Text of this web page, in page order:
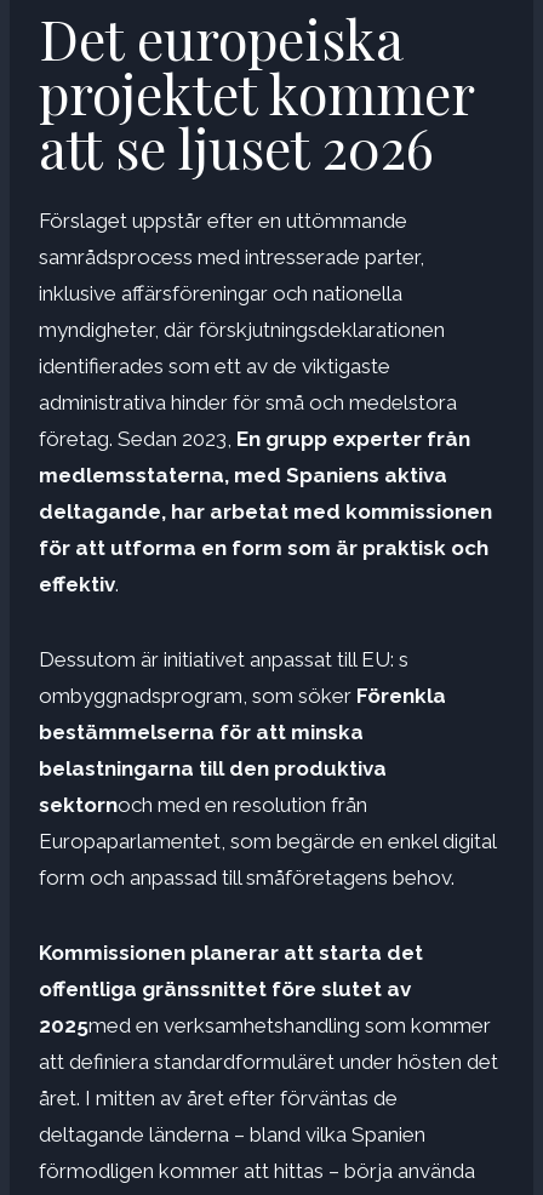
Det europeiska
projektet kommer
att se ljuset 2026
Förslaget uppstår efter en uttömmande
samrådsprocess med intresserade parter,
inklusive affärsföreningar och nationella
myndigheter, där förskjutningsdeklarationen
identifierades som ett av de viktigaste
administrativa hinder för små och medelstora
företag. Sedan 2023, En grupp experter från
medlemsstaterna, med Spaniens aktiva
deltagande, har arbetat med kommissionen
för att utforma en form som är praktisk och
effektiv.
Dessutom är initiativet anpassat till EU: s
ombyggnadsprogram, som söker Förenkla
bestämmelserna för att minska
belastningarna till den produktiva
sektornoch med en resolution från
Europaparlamentet, som begärde en enkel digital
form och anpassad till småföretagens behov.
Kommissionen planerar att starta det
offentliga gränssnittet före slutet av
2025med en verksamhetshandling som kommer
att definiera standardformuläret under hösten det
året. I mitten av året efter förväntas de
deltagande länderna – bland vilka Spanien
förmodligen kommer att hittas – börja använda